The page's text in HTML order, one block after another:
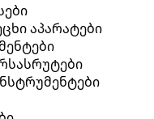
აპარატები